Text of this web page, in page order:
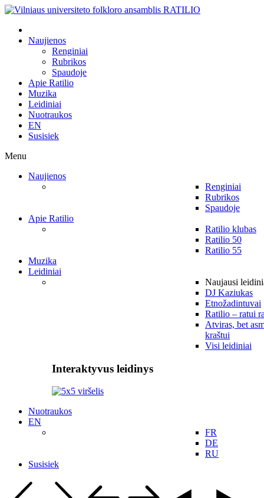
Naujienos
Renginiai
Rubrikos
Spaudoje
Apie Ratilio
Muzika
Leidiniai
Nuotraukos
EN
Susisiek
Menu
Naujienos
Renginiai
Rubrikos
Spaudoje
Apie Ratilio
Ratilio klubas
Ratilio 50
Ratilio 55
Muzika
Leidiniai
Naujausi
DJ Kaziukas
Etnožadintuvai
Ratilio – ratui
Atviras, bet
kraštui
Visi leidiniai
Interaktyvus leidinys
Nuotraukos
EN
FR
DE
RU
Susisiek